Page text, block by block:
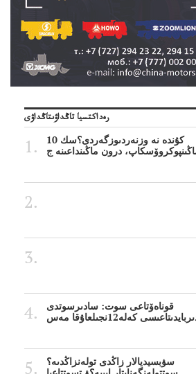
رەداكتسيا تاڭداۋىتاڭداۋى
10 كۇندە نە وزنەردىوزگەردى؟سك
قوناەۆتاعى سوت: سادىرسوتدى
سۋبسيديالار زاڭدى تولەنزاڭدىە؟